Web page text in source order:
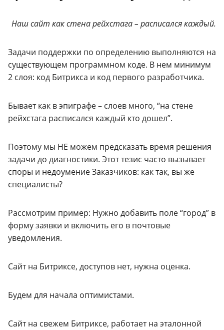
Наш сайт как стена рейхстага – расписался каждый.
Задачи поддержки по определению выполняются на
существующем программном коде. В нем минимум
2 слоя: код Битрикса и код первого разработчика.
Бывает как в эпиграфе – слоев много, “на стене
рейхстага расписался каждый кто дошел”.
Поэтому мы НЕ можем предсказать время решения
задачи до диагностики. Этот тезис часто вызывает
споры и недоумение Заказчиков: как так, вы же
специалисты?
Рассмотрим пример: Нужно добавить поле “город” в
форму заявки и включить его в почтовые
уведомления.
Сайт на Битриксе, доступов нет, нужна оценка.
Будем для начала оптимистами.
Сайт на свежем Битриксе, работает на эталонной